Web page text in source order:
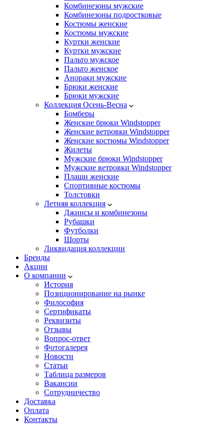
Комбинезоны мужские
Комбинезоны подростковые
Костюмы женские
Костюмы мужские
Куртки женские
Куртки мужские
Пальто мужское
Пальто женское
Анораки мужские
Брюки женские
Брюки мужские
Коллекция Осень-Весна
Бомберы
Женские брюки Windstopper
Женские ветровки Windstopper
Женские костюмы Windstopper
Жилеты
Мужские брюки Windstopper
Мужские ветровки Windstopper
Плащи женские
Спортивные костюмы
Толстовки
Летняя коллекция
Джинсы и комбинезоны
Рубашки
Футболки
Шорты
Ликвидация коллекции
Бренды
Акции
О компании
История
Позиционирование на рынке
Философия
Сертификаты
Реквизиты
Отзывы
Вопрос-ответ
Фотогалерея
Новости
Статьи
Таблица размеров
Вакансии
Сотрудничество
Доставка
Оплата
Контакты